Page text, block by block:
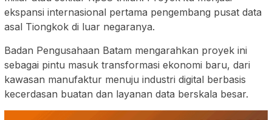
ekspansi internasional pertama pengembang pusat data
asal Tiongkok di luar negaranya.
Badan Pengusahaan Batam mengarahkan proyek ini
sebagai pintu masuk transformasi ekonomi baru, dari
kawasan manufaktur menuju industri digital berbasis
kecerdasan buatan dan layanan data berskala besar.